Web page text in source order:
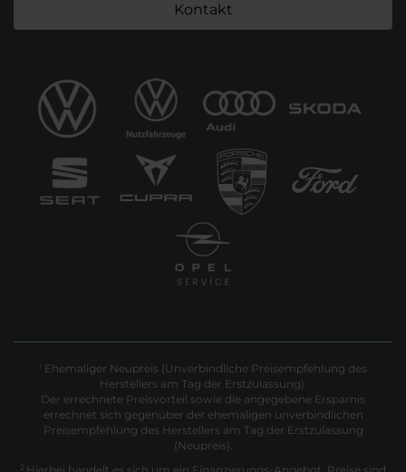
Kontakt
1 Ehemaliger Neupreis (Unverbindliche Preisempfehlung des
Herstellers am Tag der Erstzulassung).
Der errechnete Preisvorteil sowie die angegebene Ersparnis
errechnet sich gegenüber der ehemaligen unverbindlichen
Preisempfehlung des Herstellers am Tag der Erstzulassung
(Neupreis).
2